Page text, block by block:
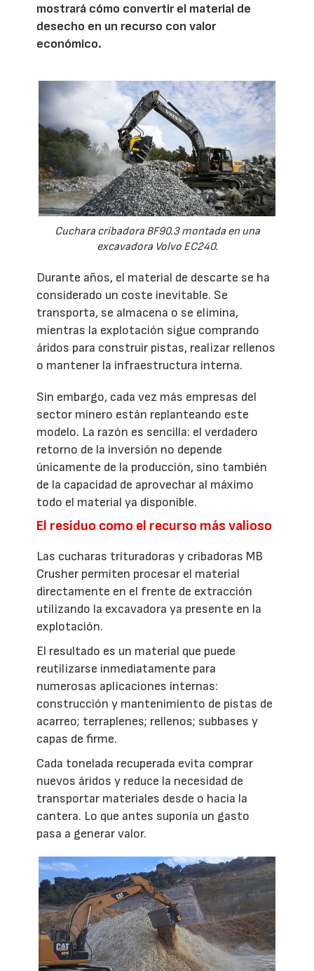
mostrará cómo convertir el material de
desecho en un recurso con valor
económico.
Cuchara cribadora BF90.3 montada en una
excavadora Volvo EC240.
Durante años, el material de descarte se ha
considerado un coste inevitable. Se
transporta, se almacena o se elimina,
mientras la explotación sigue comprando
áridos para construir pistas, realizar rellenos
o mantener la infraestructura interna.
Sin embargo, cada vez más empresas del
sector minero están replanteando este
modelo. La razón es sencilla: el verdadero
retorno de la inversión no depende
únicamente de la producción, sino también
de la capacidad de aprovechar al máximo
todo el material ya disponible.
El residuo como el recurso más valioso
Las cucharas trituradoras y cribadoras MB
Crusher permiten procesar el material
directamente en el frente de extracción
utilizando la excavadora ya presente en la
explotación.
El resultado es un material que puede
reutilizarse inmediatamente para
numerosas aplicaciones internas:
construcción y mantenimiento de pistas de
acarreo; terraplenes; rellenos; subbases y
capas de firme.
Cada tonelada recuperada evita comprar
nuevos áridos y reduce la necesidad de
transportar materiales desde o hacia la
cantera. Lo que antes suponía un gasto
pasa a generar valor.